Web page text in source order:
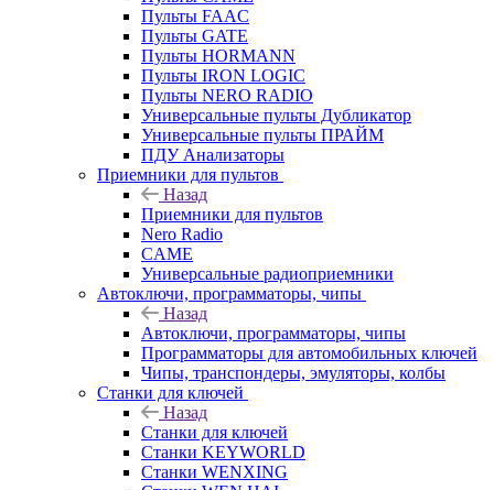
Пульты FAAC
Пульты GATE
Пульты HORMANN
Пульты IRON LOGIC
Пульты NERO RADIO
Универсальные пульты Дубликатор
Универсальные пульты ПРАЙМ
ПДУ Анализаторы
Приемники для пультов
Назад
Приемники для пультов
Nero Radio
CAME
Универсальные радиоприемники
Автоключи, программаторы, чипы
Назад
Автоключи, программаторы, чипы
Программаторы для автомобильных ключей
Чипы, транспондеры, эмуляторы, колбы
Станки для ключей
Назад
Станки для ключей
Станки KEYWORLD
Станки WENXING